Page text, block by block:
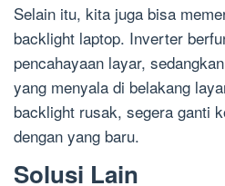
Selain itu, kita juga bisa
backlight laptop. Inverter
pencahayaan layar,
yang menyala di belakang
backlight rusak, segera ganti
dengan yang baru.
Solusi Lain